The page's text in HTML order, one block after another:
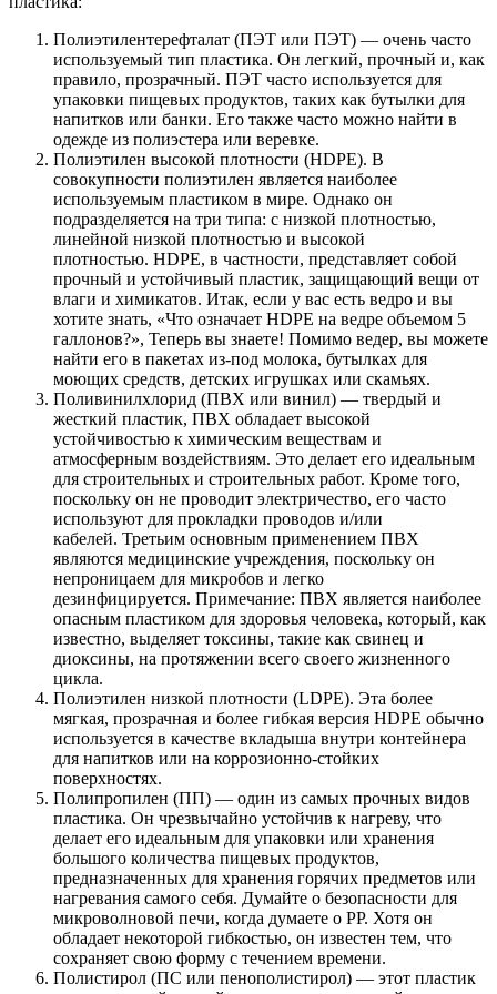
Полиэтилентерефталат (ПЭТ или ПЭТ) — очень часто
используемый тип пластика. Он легкий, прочный и, как
правило, прозрачный. ПЭТ часто используется для
упаковки пищевых продуктов, таких как бутылки для
напитков или банки. Его также часто можно найти в
одежде из полиэстера или веревке.
Полиэтилен высокой плотности (HDPE). В
совокупности полиэтилен является наиболее
используемым пластиком в мире. Однако он
подразделяется на три типа: с низкой плотностью,
линейной низкой плотностью и высокой
плотностью. HDPE, в частности, представляет собой
прочный и устойчивый пластик, защищающий вещи от
влаги и химикатов. Итак, если у вас есть ведро и вы
хотите знать, «Что означает HDPE на ведре объемом 5
галлонов?», Теперь вы знаете! Помимо ведер, вы можете
найти его в пакетах из-под молока, бутылках для
моющих средств, детских игрушках или скамьях.
Поливинилхлорид (ПВХ или винил) — твердый и
жесткий пластик, ПВХ обладает высокой
устойчивостью к химическим веществам и
атмосферным воздействиям. Это делает его идеальным
для строительных и строительных работ. Кроме того,
поскольку он не проводит электричество, его часто
используют для прокладки проводов и/или
кабелей. Третьим основным применением ПВХ
являются медицинские учреждения, поскольку он
непроницаем для микробов и легко
дезинфицируется. Примечание: ПВХ является наиболее
опасным пластиком для здоровья человека, который, как
известно, выделяет токсины, такие как свинец и
диоксины, на протяжении всего своего жизненного
цикла.
Полиэтилен низкой плотности (LDPE). Эта более
мягкая, прозрачная и более гибкая версия HDPE обычно
используется в качестве вкладыша внутри контейнера
для напитков или на коррозионно-стойких
поверхностях.
Полипропилен (ПП) — один из самых прочных видов
пластика. Он чрезвычайно устойчив к нагреву, что
делает его идеальным для упаковки или хранения
большого количества пищевых продуктов,
предназначенных для хранения горячих предметов или
нагревания самого себя. Думайте о безопасности для
микроволновой печи, когда думаете о PP. Хотя он
обладает некоторой гибкостью, он известен тем, что
сохраняет свою форму с течением времени.
Полистирол (ПС или пенополистирол) — этот пластик